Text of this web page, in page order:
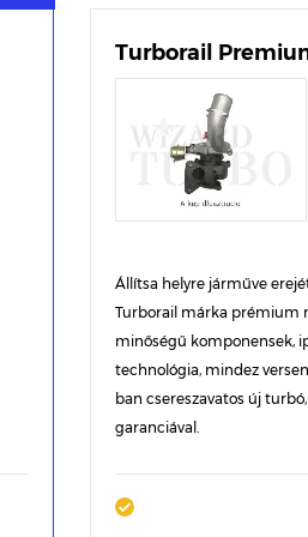
Turborail
Állítsa helyre járműve
Turborail márka prémium
minőségű komponensek,
technológia, mindez
ban csereszavatos új
garanciával.